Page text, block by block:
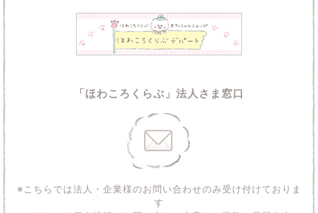
「ほわころくらぶ」法人さま窓口
※こちらでは法人・企業様のお問い合わせのみ受け付けておりま
す